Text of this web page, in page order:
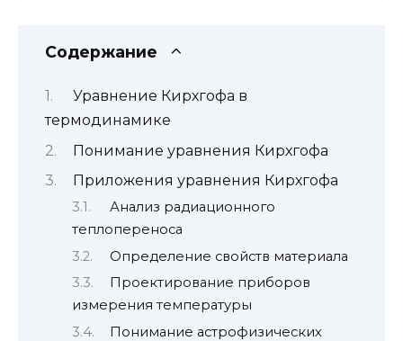
Содержание
Уравнение Кирхгофа в
термодинамике
Понимание уравнения Кирхгофа
Приложения уравнения Кирхгофа
Анализ радиационного
теплопереноса
Определение свойств материала
Проектирование приборов
измерения температуры
Понимание астрофизических